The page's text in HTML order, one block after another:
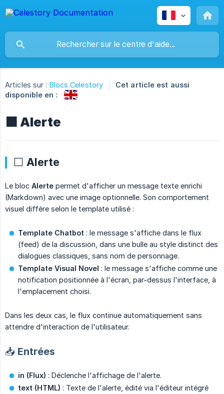
Articles sur : Blocs Celestory
Cet article est aussi
disponible en :
⬛ Alerte
⬜ Alerte
Le bloc Alerte permet d'afficher un message texte enrichi
(Markdown) avec une image optionnelle. Son comportement
visuel diffère selon le template utilisé :
Template Chatbot : le message s'affiche dans le flux
(feed) de la discussion, dans une bulle au style distinct des
dialogues classiques, sans nom de personnage.
Template Visual Novel : le message s'affiche comme une
notification positionnée à l'écran, par-dessus l'interface, à
l'emplacement choisi.
Dans les deux cas, le flux continue automatiquement sans
attendre d'interaction de l'utilisateur.
📥 Entrées
in (Flux) : Déclenche l'affichage de l'alerte.
text (HTML) : Texte de l'alerte, édité via l'éditeur intégré